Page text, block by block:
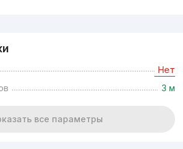
Нет
3 м
все параметры